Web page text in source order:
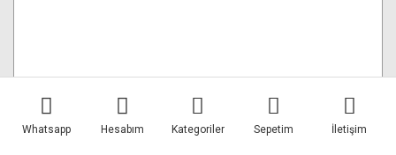
Whatsapp Hesabım Kategoriler Sepetim İletişim